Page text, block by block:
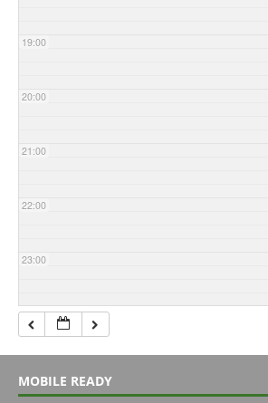
19:00
20:00
21:00
22:00
23:00
MOBILE READY